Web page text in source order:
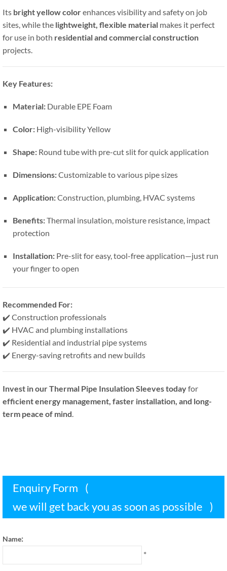
Its bright yellow colorenhances visibility and safety on job
sites,while the lightweight, flexible material makes it perfect
for use in both residential and commercial construction
projects.
Key Features:
Material: Durable EPE Foam
Color: High-visibility Yellow
Shape: Round tube with pre-cut slit for quick application
Dimensions:Customizable to various pipe sizes
Application:Construction, plumbing, HVAC systems
Benefits:Thermal insulation, moisture resistance, impact
protection
Installation: Pre-slit for easy,tool-free application—just run
your finger to open
Recommended For:
✔️ Construction professionals
✔️ HVAC and plumbing installations
✔️ Residential and industrial pipe systems
✔️ Energy-saving retrofits and new builds
Invest in our Thermal Pipe Insulation Sleeves todayfor
efficient energy management, faster installation, and long-
term peace of mind.
Enquiry Form (
we will get back you as soon as possible )
Name:
*